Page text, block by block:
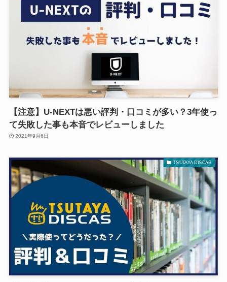
【注意】U-NEXTは悪い評判・口コミが多い？3年使っ
て失敗した事も本音でレビューしました
2021年9月6日
TSUTAYA DISCAS